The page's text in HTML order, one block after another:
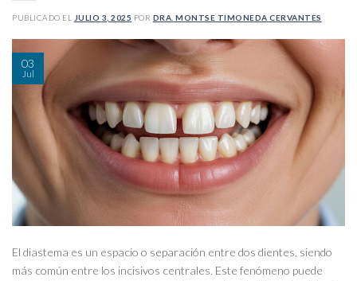
PUBLICADO EL JULIO 3, 2025 POR DRA. MONTSE TIMONEDA CERVANTES
03
Jul
El diastema es un espacio o separación entre dos dientes, siendo
más común entre los incisivos centrales. Este fenómeno puede